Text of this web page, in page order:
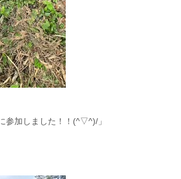
参加しました！！(^▽^)/」